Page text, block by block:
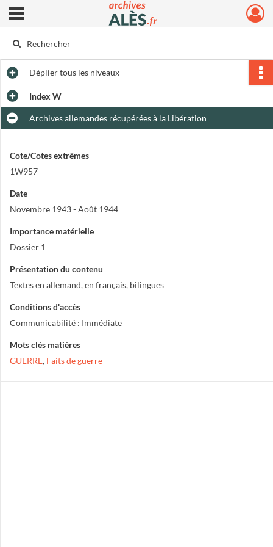
Archives municipales d'Alès
Ouvrir le menu déroulant
Dépliertous les niveaux
Index W
Archives allemandes récupérées à la Libération
Cote/Cotes extrêmes
1W957
Date
Novembre 1943 - Août 1944
Importance matérielle
Dossier 1
Présentation du contenu
Textes en allemand, en français, bilingues
Conditions d'accès
Communicabilité : Immédiate
Mots clés matières
GUERRE, Faits de guerre